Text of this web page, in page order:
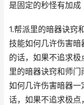
是固定的秒怪有加成
1.帮派里的暗器诀窍
技能如何几许伤害
的话，如果不追求极
里的暗器诀窍和师
如何几许伤害暗器
话，如果不追求极点